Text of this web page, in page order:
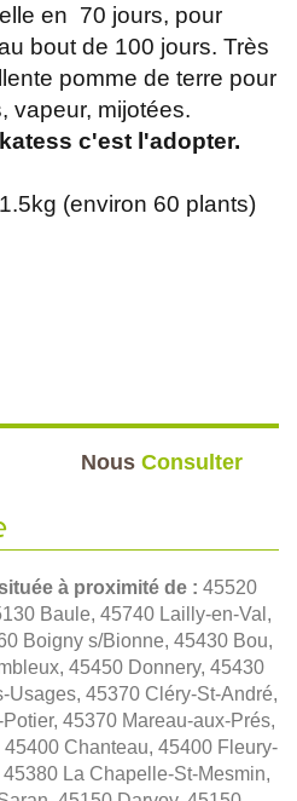
en 70 jours, pour
bout de 100 jours. Très
pomme de terre pour
vapeur, mijotées.
c'est l'adopter.
(environ 60 plants)
Nous Consulter
à proximité de : 45520
Baule, 45740 Lailly-en-Val,
Boigny s/Bionne, 45430 Bou,
45450 Donnery, 45430
Usages, 45370 Cléry-St-André,
45370 Mareau-aux-Prés,
Chanteau, 45400 Fleury-
La Chapelle-St-Mesmin,